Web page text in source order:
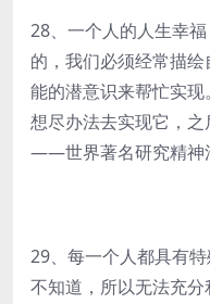
28、一个人的人生幸
的，我们必须经常描
能的潜意识来帮忙实
想尽办法去实现它，之
——世界著名研究精神
29、每一个人都具有
不知道，所以无法充